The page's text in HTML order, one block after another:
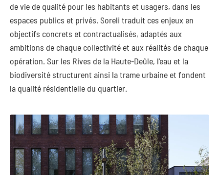
de vie de qualité pour les habitants et usagers, dans les
espaces publics et privés. Soreli traduit ces enjeux en
objectifs concrets et contractualisés, adaptés aux
ambitions de chaque collectivité et aux réalités de chaque
opération. Sur les Rives de la Haute-Deûle, l'eau et la
biodiversité structurent ainsi la trame urbaine et fondent
la qualité résidentielle du quartier.